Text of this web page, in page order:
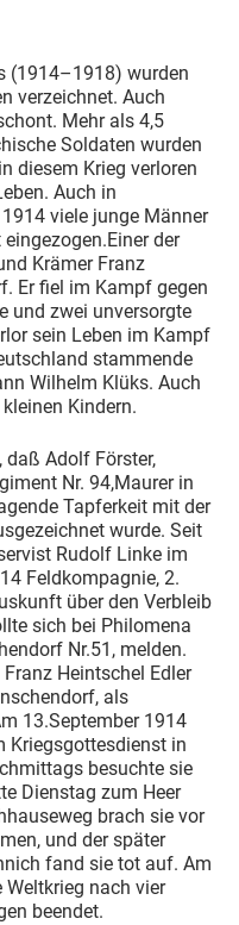
(1914–1918) wurden
verzeichnet. Auch
Mehr als 4,5
Soldaten wurden
diesem Krieg verloren
Auch in
viele junge Männer
der
Krämer Franz
Er fiel im Kampf gegen
und zwei unversorgte
sein Leben im Kampf
stammende
Wilhelm Klüks. Auch
Kindern.
Adolf Förster,
Nr. 94,Maurer in
Tapferkeit mit der
wurde. Seit
Rudolf Linke im
Feldkompagnie, 2.
über den Verbleib
sich bei Philomena
Nr.51, melden.
Heintschel Edler
als
13.September 1914
Kriegsgottesdienst in
besuchte sie
Dienstag zum Heer
brach sie vor
und der später
fand sie tot auf. Am
Weltkrieg nach vier
beendet.